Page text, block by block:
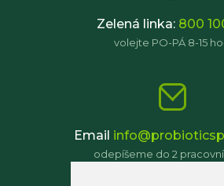
Zelená linka: 800
volejte PO-PÁ 8-15
Email
odepíšeme do 2